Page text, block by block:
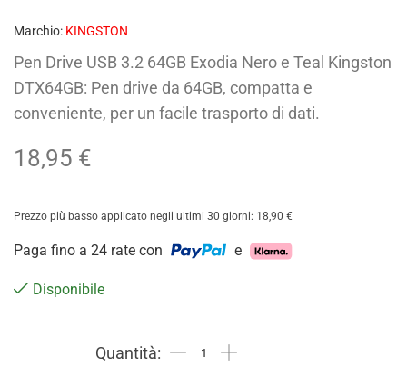
Marchio: KINGSTON
Pen Drive USB 3.2 64GB Exodia Nero e Teal Kingston
DTX64GB: Pen drive da 64GB, compatta e
conveniente, per un facile trasporto di dati.
18,95 €
Prezzo più basso applicato negli ultimi 30 giorni: 18,90 €
Paga fino a 24 rate con e
Disponibile